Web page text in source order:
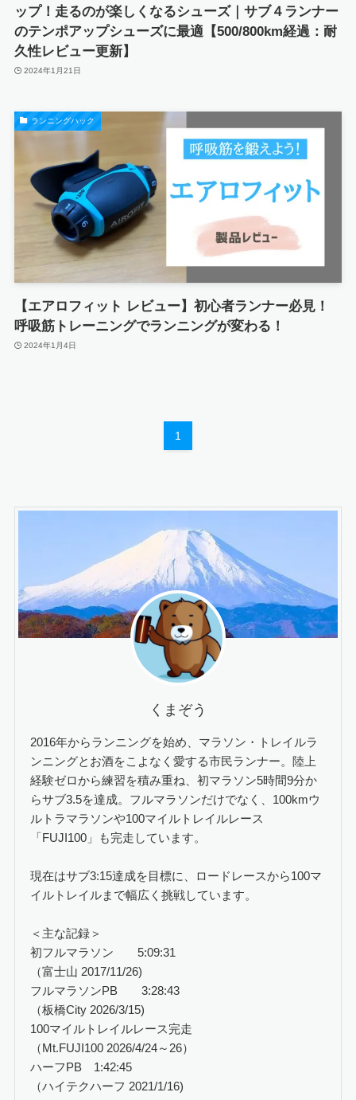
ップ！走るのが楽しくなるシューズ｜サブ４ランナー
のテンポアップシューズに最適【500/800km経過：耐
久性レビュー更新】
2024年1月21日
ランニングハック
【エアロフィット レビュー】初心者ランナー必見！
呼吸筋トレーニングでランニングが変わる！
2024年1月4日
1
くまぞう
2016年からランニングを始め、マラソン・トレイルラ
ンニングとお酒をこよなく愛する市民ランナー。陸上
経験ゼロから練習を積み重ね、初マラソン5時間9分か
らサブ3.5を達成。フルマラソンだけでなく、100kmウ
ルトラマラソンや100マイルトレイルレース
「FUJI100」も完走しています。
現在はサブ3:15達成を目標に、ロードレースから100マ
イルトレイルまで幅広く挑戦しています。
＜主な記録＞
初フルマラソン 5:09:31
（富士山 2017/11/26)
フルマラソンPB 3:28:43
（板橋City 2026/3/15)
100マイルトレイルレース完走
（Mt.FUJI100 2026/4/24～26）
ハーフPB 1:42:45
（ハイテクハーフ 2021/1/16)